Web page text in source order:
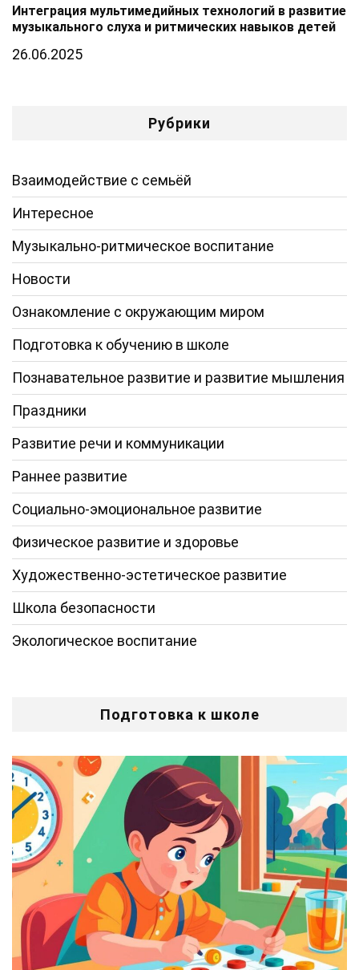
Интеграция мультимедийных технологий в развитие
музыкального слуха и ритмических навыков детей
26.06.2025
Рубрики
Взаимодействие с семьёй
Интересное
Музыкально-ритмическое воспитание
Новости
Ознакомление с окружающим миром
Подготовка к обучению в школе
Познавательное развитие и развитие мышления
Праздники
Развитие речи и коммуникации
Раннее развитие
Социально-эмоциональное развитие
Физическое развитие и здоровье
Художественно-эстетическое развитие
Школа безопасности
Экологическое воспитание
Подготовка к школе